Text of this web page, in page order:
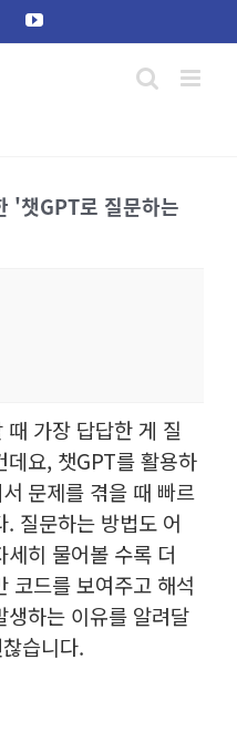
YouTube
'챗GPT로 질문하는
가장 답답한 게 질
데요, 챗GPT를 활용하
문제를 겪을 때 빠르
질문하는 방법도 어
히 물어볼 수록 더
코드를 보여주고 해석
하는 이유를 알려달
습니다.